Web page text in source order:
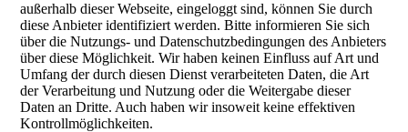
außerhalb dieser Webseite, eingeloggt sind, können Sie durch
diese Anbieter identifiziert werden. Bitte informieren Sie sich
über die Nutzungs- und Datenschutzbedingungen des Anbieters
über diese Möglichkeit. Wir haben keinen Einfluss auf Art und
Umfang der durch diesen Dienst verarbeiteten Daten, die Art
der Verarbeitung und Nutzung oder die Weitergabe dieser
Daten an Dritte. Auch haben wir insoweit keine effektiven
Kontrollmöglichkeiten.